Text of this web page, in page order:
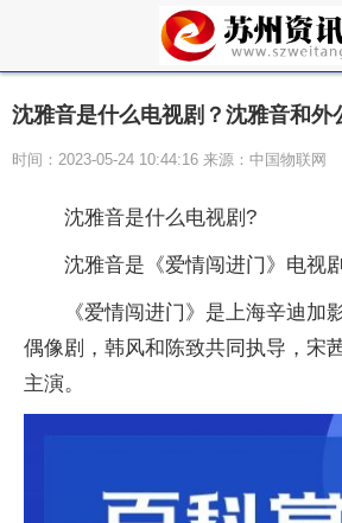
沈雅音是什么电视剧？沈雅音和外
时间：2023-05-24 10:44:16 来源：中国物联网
沈雅音是什么电视剧?
沈雅音是《爱情闯进门》电视
《爱情闯进门》是上海辛迪加
偶像剧，韩风和陈致共同执导，宋
主演。